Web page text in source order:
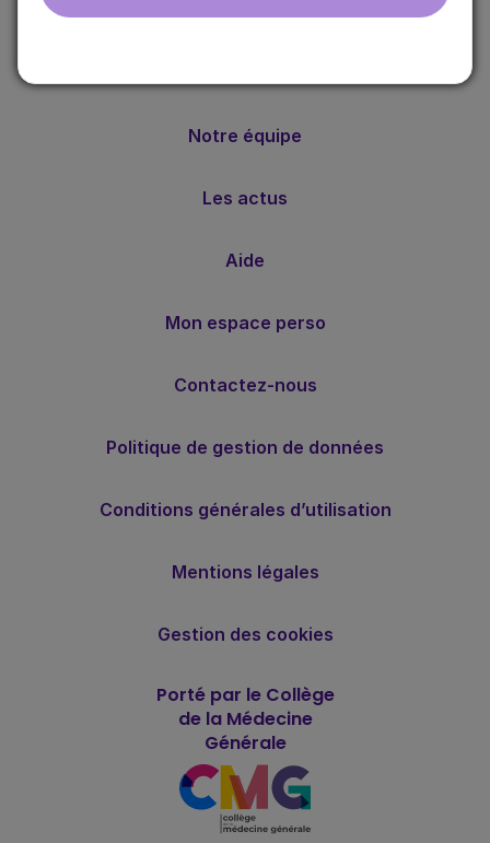
Notre équipe
Les actus
Aide
Mon espace perso
Contactez-nous
Politique de gestion de données
Conditions générales d’utilisation
Mentions légales
Gestion des cookies
Porté par le Collège
de la Médecine
Générale